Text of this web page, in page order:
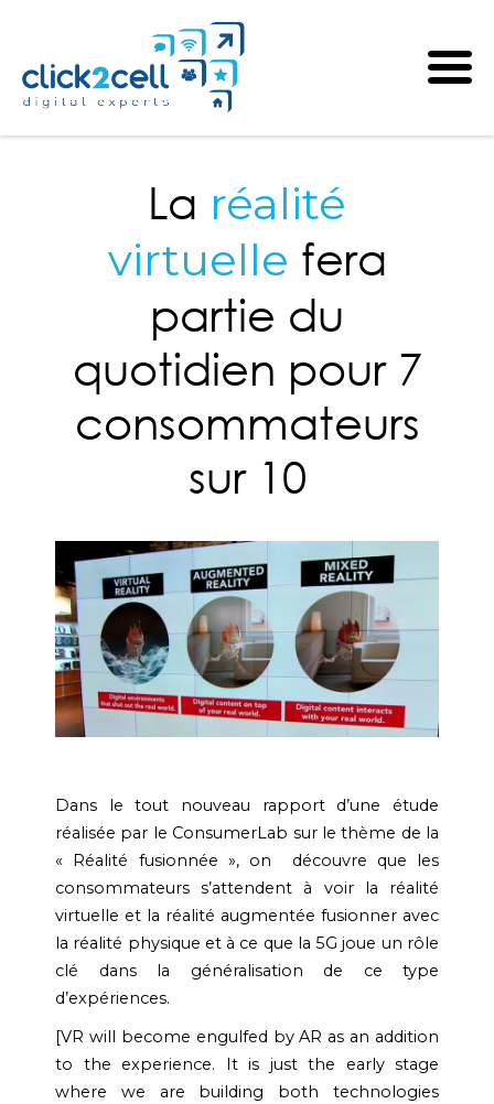
La réalité
virtuelle fera
partie du
quotidien pour 7
consommateurs
sur 10
Dans le tout nouveau rapport d’une étude
réalisée par le ConsumerLab sur le thème de la
« Réalité fusionnée », on découvre que les
consommateurs s’attendent à voir la réalité
virtuelle et la réalité augmentée fusionner avec
la réalité physique et à ce que la 5G joue un rôle
clé dans la généralisation de ce type
d’expériences.
[VR will become engulfed by AR as an addition
to the experience. It is just the early stage
where we are building both technologies